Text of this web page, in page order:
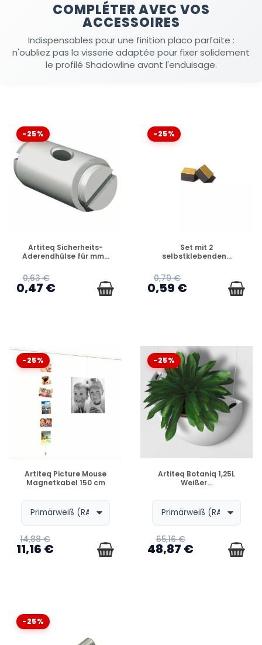
COMPLÉTER AVEC VOS
ACCESSOIRES
Indispensables pour une finition placo parfaite :
n'oubliez pas la visserie adaptée pour fixer solidement
le profilé Shadowline avant l'enduisage.
-25%
VERFÜGBAR
Artiteq Sicherheits-
Aderendhülse für mm...
0,63 €
0,47 €
-25%
VERFÜGBAR
Set mit 2
selbstklebenden...
0,79 €
0,59 €
-25%
VERFÜGBAR
Artiteq Picture Mouse
Magnetkabel 150 cm
14,88 €
11,16 €
-25%
VERFÜGBAR
Artiteq Botaniq 1,25L
Weißer...
65,16 €
48,87 €
-25%